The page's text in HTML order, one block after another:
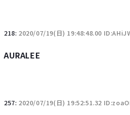
218: 2020/07/19(日) 19:48:48.00
AURALEE
257: 2020/07/19(日) 19:52:51.32